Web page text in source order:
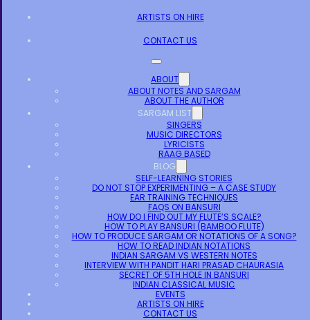
ARTISTS ON HIRE
CONTACT US
ABOUT
ABOUT NOTES AND SARGAM
ABOUT THE AUTHOR
SARGAM LIST
SINGERS
MUSIC DIRECTORS
LYRICISTS
RAAG BASED
BLOG
SELF-LEARNING STORIES
DO NOT STOP EXPERIMENTING – A CASE STUDY
EAR TRAINING TECHNIQUES
FAQS ON BANSURI
HOW DO I FIND OUT MY FLUTE’S SCALE?
HOW TO PLAY BANSURI (BAMBOO FLUTE)
HOW TO PRODUCE SARGAM OR NOTATIONS OF A SONG?
HOW TO READ INDIAN NOTATIONS
INDIAN SARGAM VS WESTERN NOTES
INTERVIEW WITH PANDIT HARI PRASAD CHAURASIA
SECRET OF 5TH HOLE IN BANSURI
INDIAN CLASSICAL MUSIC
EVENTS
ARTISTS ON HIRE
CONTACT US